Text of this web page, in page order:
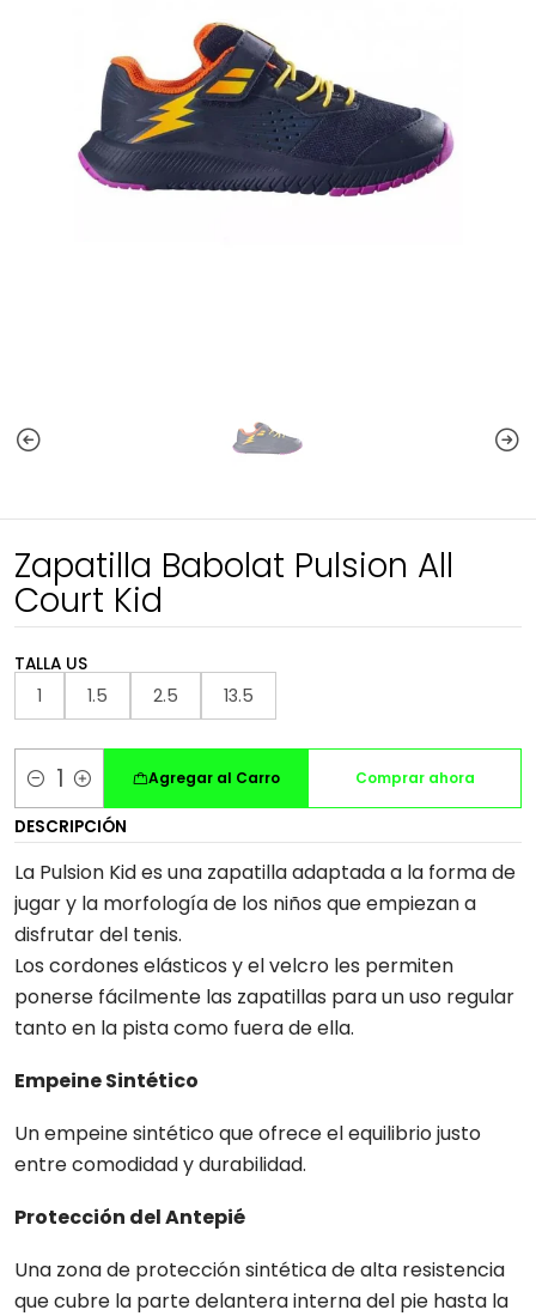
Zapatilla Babolat Pulsion All
Court Kid
TALLA US
1 1.5 2.5 13.5
Cantidad
Agregar al Carro Comprar ahora
DESCRIPCIÓN
La Pulsion Kid es una zapatilla adaptada a la forma de
jugar y la morfología de los niños que empiezan a
disfrutar del tenis.
Los cordones elásticos y el velcro les permiten
ponerse fácilmente las zapatillas para un uso regular
tanto en la pista como fuera de ella.
Empeine Sintético
Un empeine sintético que ofrece el equilibrio justo
entre comodidad y durabilidad.
Protección del Antepié
Una zona de protección sintética de alta resistencia
que cubre la parte delantera interna del pie hasta la